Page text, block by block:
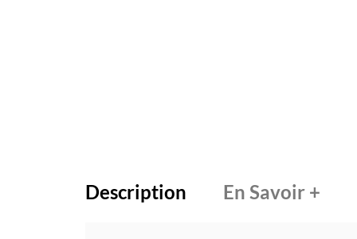
Description En Savoir +